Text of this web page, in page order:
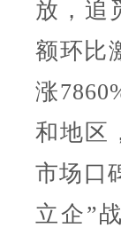
放，追
额环比
涨
和地区
市场口
立企”